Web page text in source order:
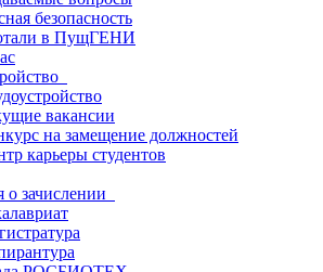
безопасность
в ПущГЕНИ
вакансии
на замещение должностей
карьеры студентов
о зачислении